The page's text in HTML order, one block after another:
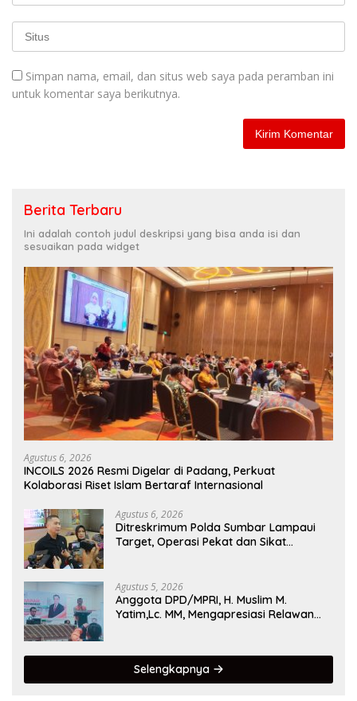
Simpan nama, email, dan situs web saya pada peramban ini
untuk komentar saya berikutnya.
Berita Terbaru
Ini adalah contoh judul deskripsi yang bisa anda isi dan
sesuaikan pada widget
Agustus 6, 2026
INCOILS 2026 Resmi Digelar di Padang, Perkuat
Kolaborasi Riset Islam Bertaraf Internasional
Agustus 6, 2026
Ditreskrimum Polda Sumbar Lampaui
Target, Operasi Pekat dan Sikat
Agustus 5, 2026
Anggota DPD/MPRI, H. Muslim M.
Yatim,Lc. MM, Mengapresiasi Relawan
Selengkapnya